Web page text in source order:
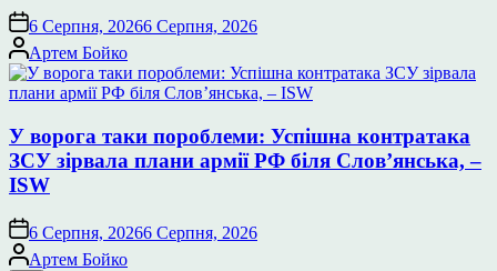
6 Серпня, 20266 Серпня, 2026
Опубліковано
Артем Бойко
У ворога таки пороблеми: Успішна контратака
ЗСУ зірвала плани армії РФ біля Слов’янська, –
ISW
6 Серпня, 20266 Серпня, 2026
Опубліковано
Артем Бойко